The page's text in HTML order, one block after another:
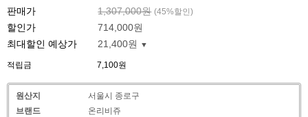
판매가 1,307,000원 (45%할인)
할인가
714,000원
최대할인 예상가
21,400원
적립금 7,100원
원산지
서울시 종로구
브랜드
온리비쥬